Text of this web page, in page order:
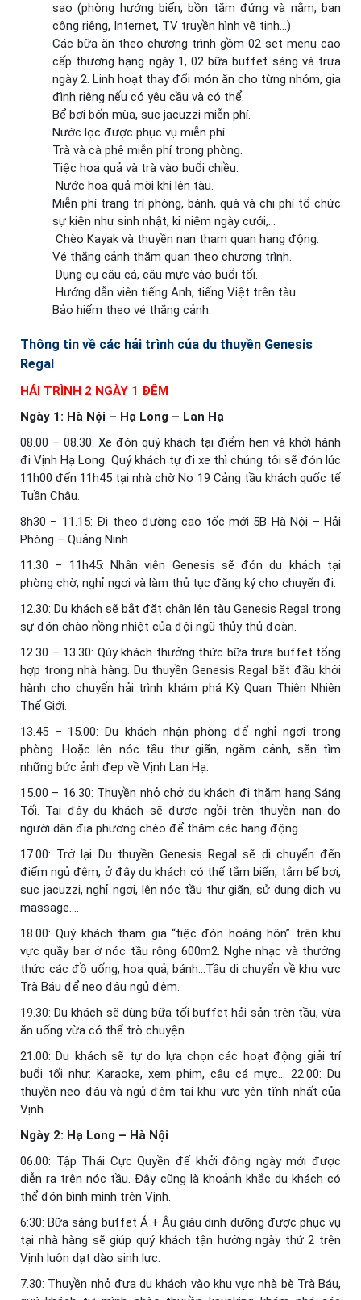
sao (phòng hướng biển, bồn tắm đứng và nằm, ban
công riêng, Internet, TV truyền hình vệ tinh…)
Các bữa ăn theo chương trình gồm 02 set menu cao
cấp thượng hạng ngày 1, 02 bữa buffet sáng và trưa
ngày 2. Linh hoạt thay đổi món ăn cho từng nhóm, gia
đình riêng nếu có yêu cầu và có thể.
Bể bơi bốn mùa, sục jacuzzi miễn phí.
Nước lọc được phục vụ miễn phí.
Trà và cà phê miễn phí trong phòng.
Tiệc hoa quả và trà vào buổi chiều.
Nước hoa quả mời khi lên tàu.
Miễn phí trang trí phòng, bánh, quà và chi phí tổ chức
sự kiện như sinh nhật, kỉ niệm ngày cưới,…
Chèo Kayak và thuyền nan tham quan hang động.
Vé thắng cảnh thăm quan theo chương trình.
Dụng cụ câu cá, câu mực vào buổi tối.
Hướng dẫn viên tiếng Anh, tiếng Việt trên tàu.
Bảo hiểm theo vé thắng cảnh.
Thông tin về các hải trình của du thuyền Genesis
Regal
HẢI TRÌNH 2 NGÀY 1 ĐÊM
Ngày 1: Hà Nội – Hạ Long – Lan Hạ
08.00 – 08.30: Xe đón quý khách tại điểm hẹn và khởi hành
đi Vịnh Hạ Long. Quý khách tự đi xe thì chúng tôi sẽ đón lúc
11h00 đến 11h45 tại nhà chờ No 19 Cảng tầu khách quốc tế
Tuần Châu.
8h30 – 11.15: Đi theo đường cao tốc mới 5B Hà Nội – Hải
Phòng – Quảng Ninh.
11.30 – 11h45: Nhân viên Genesis sẽ đón du khách tại
phòng chờ, nghỉ ngơi và làm thủ tục đăng ký cho chuyến đi.
12.30: Du khách sẽ bắt đặt chân lên tàu Genesis Regal trong
sự đón chào nồng nhiệt của đội ngũ thủy thủ đoàn.
12.30 – 13.30: Qúy khách thưởng thức bữa trưa buffet tổng
hợp trong nhà hàng. Du thuyền Genesis Regal bắt đầu khởi
hành cho chuyến hải trình khám phá Kỳ Quan Thiên Nhiên
Thế Giới.
13.45 – 15.00: Du khách nhận phòng để nghỉ ngơi trong
phòng. Hoặc lên nóc tầu thư giãn, ngắm cảnh, săn tìm
những bức ảnh đẹp về Vịnh Lan Hạ.
15.00 – 16.30: Thuyền nhỏ chở du khách đi thăm hang Sáng
Tối. Tại đây du khách sẽ được ngồi trên thuyền nan do
người dân địa phương chèo để thăm các hang động
17.00: Trở lại Du thuyền Genesis Regal sẽ di chuyển đến
điểm ngủ đêm, ở đây du khách có thể tắm biển, tắm bể bơi,
sục jacuzzi, nghỉ ngơi, lên nóc tầu thư giãn, sử dụng dịch vụ
massage….
18.00: Quý khách tham gia “tiệc đón hoàng hôn” trên khu
vực quầy bar ở nóc tầu rộng 600m2. Nghe nhạc và thưởng
thức các đồ uống, hoa quả, bánh…Tầu di chuyển về khu vực
Trà Báu để neo đậu ngủ đêm.
19.30: Du khách sẽ dùng bữa tối buffet hải sản trên tầu, vừa
ăn uống vừa có thể trò chuyện.
21.00: Du khách sẽ tự do lựa chọn các hoạt động giải trí
buổi tối như: Karaoke, xem phim, câu cá mực… 22.00: Du
thuyền neo đậu và ngủ đêm tại khu vực yên tĩnh nhất của
Vịnh.
Ngày 2: Hạ Long – Hà Nội
06.00: Tập Thái Cực Quyền để khởi động ngày mới được
diễn ra trên nóc tầu. Đây cũng là khoảnh khắc du khách có
thể đón bình minh trên Vịnh.
6:30: Bữa sáng buffet Á + Âu giàu dinh dưỡng được phục vụ
tại nhà hàng sẽ giúp quý khách tận hưởng ngày thứ 2 trên
Vịnh luôn dạt dào sinh lực.
7.30: Thuyền nhỏ đưa du khách vào khu vực nhà bè Trà Báu,